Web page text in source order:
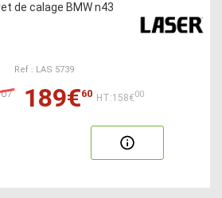
de calage BMW n43
Ref : LAS 5739
07 189€60 HT:158€00